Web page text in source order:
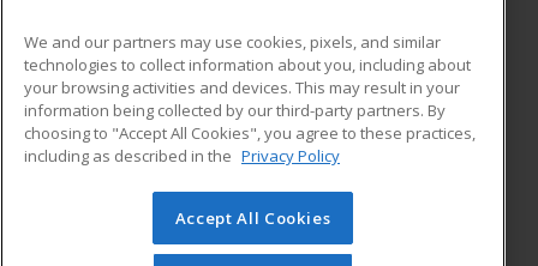
ADDITIONAL RESOURCES
Military
Financial Assistance
Help
Student Blog
© 2026 ed2go, a division of Cengage Learning. All rights
reserved. The material on this site cannot be reproduced or
We and our partners may use cookies, pixels, and similar
technologies to collect information about you, including about
your browsing activities and devices. This may result in your
information being collected by our third-party partners. By
choosing to "Accept All Cookies", you agree to these practices,
including as described in the Privacy Policy
Accept All Cookies